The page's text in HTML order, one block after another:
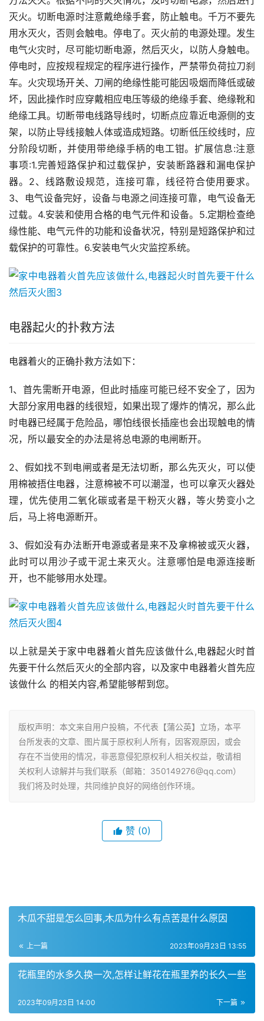
灭火。切断电源时注意戴绝缘手套，防止触电。千万不要先
用水灭火，否则会触电。停电了。灭火前的电源处理。发生
电气火灾时，尽可能切断电源，然后灭火，以防人身触电。
停电时，应按规程规定的程序进行操作，严禁带负荷拉刀刹
车。火灾现场开关、刀闸的绝缘性能可能因吸烟而降低或破
坏，因此操作时应穿戴相应电压等级的绝缘手套、绝缘靴和
绝缘工具。切断带电线路导线时，切断点应靠近电源侧的支
架，以防止导线接触人体或造成短路。切断低压绞线时，应
分阶段切断，并使用带绝缘手柄的电工钳。扩展信息:注意
事项:1.完善短路保护和过载保护，安装断路器和漏电保护
器。2、线路敷设规范，连接可靠，线径符合使用要求。
3、电气设备完好，设备与电源之间连接可靠，电气设备无
过载。4.安装和使用合格的电气元件和设备。5.定期检查绝
缘性能、电气元件的功能和设备状况，特别是短路保护和过
载保护的可靠性。6.安装电气火灾监控系统。
电器起火的扑救方法
电器着火的正确扑救方法如下：
1、首先需断开电源，但此时插座可能已经不安全了，因为
大部分家用电器的线很短，如果出现了爆炸的情况，那么此
时电器已经属于危险品，哪怕线很长插座也会出现触电的情
况，所以最安全的办法是将总电源的电闸断开。
2、假如找不到电闸或者是无法切断，那么先灭火，可以使
用棉被捂住电器，注意棉被不可以潮湿，也可以拿灭火器处
理，优先使用二氧化碳或者是干粉灭火器，等火势变小之
后，马上将电源断开。
3、假如没有办法断开电源或者是来不及拿棉被或灭火器，
此时可以用沙子或干泥土来灭火。注意哪怕是电源连接断
开，也不能够用水处理。
以上就是关于家中电器着火首先应该做什么,电器起火时首
先要干什么然后灭火的全部内容，以及家中电器着火首先应
该做什么 的相关内容,希望能够帮到您。
版权声明：本文来自用户投稿，不代表【蒲公英】立场，本平
台所发表的文章、图片属于原权利人所有，因客观原因，或会
存在不当使用的情况，非恶意侵犯原权利人相关权益，敬请相
关权利人谅解并与我们联系（邮箱：350149276@qq.com）
我们将及时处理，共同维护良好的网络创作环境。
赞 (0)
木瓜不甜是怎么回事,木瓜为什么有点苦是什么原因
上一篇 2023年09月23日 13:55
花瓶里的水多久换一次,怎样让鲜花在瓶里养的长久一些
下一篇
2023年09月23日 14:00